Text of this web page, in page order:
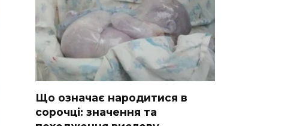
Що означає народитися в
сорочці: значення та